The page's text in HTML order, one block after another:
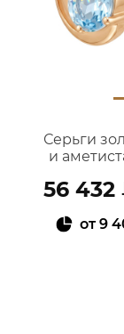
Серьги
и
56 432
от9